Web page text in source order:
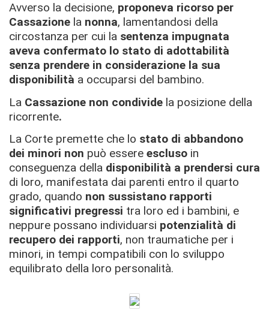
Avverso la decisione, proponeva ricorso per
Cassazione la nonna, lamentandosi della
circostanza per cui la sentenza impugnata
aveva confermato lo stato di adottabilità
senza prendere in considerazione la sua
disponibilità a occuparsi del bambino.
La Cassazione non condivide la posizione della
ricorrente.
La Corte premette che lo stato di abbandono
dei minori non può essere escluso in
conseguenza della disponibilità a prendersi cura
di loro, manifestata dai parenti entro il quarto
grado, quando non sussistano rapporti
significativi pregressi tra loro ed i bambini, e
neppure possano individuarsi potenzialità di
recupero dei rapporti, non traumatiche per i
minori, in tempi compatibili con lo sviluppo
equilibrato della loro personalità.